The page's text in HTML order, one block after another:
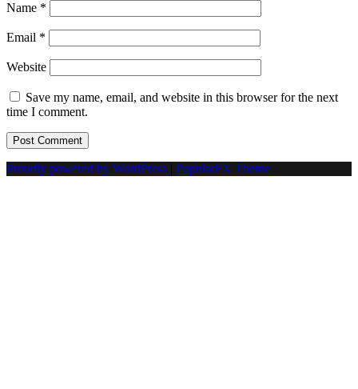
Name *
Email *
Website
Save my name, email, and website in this browser for the next
time I comment.
Proudly powered by WordPress PopularFX Theme